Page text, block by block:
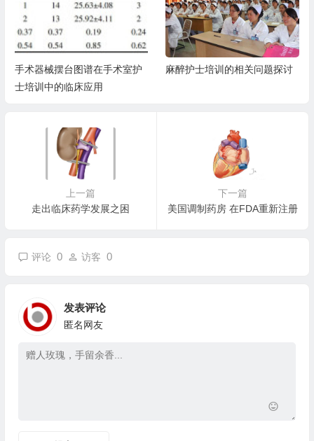
手术器械摆台图谱在手术室护
士培训中的临床应用
麻醉护士培训的相关问题探讨
上一篇
走出临床药学发展之困
下一篇
美国调制药房 在FDA重新注册
评论 0 访客 0
发表评论
匿名网友